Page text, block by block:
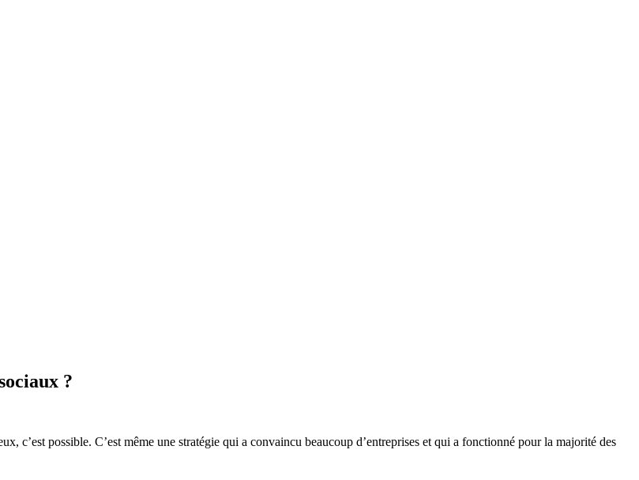
?
c’est possible. C’est même une stratégie qui a convaincu beaucoup d’entreprises et qui a fonctionné pour la majorité des